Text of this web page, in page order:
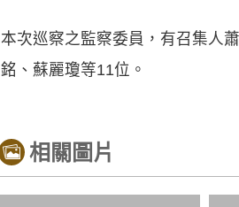
本次巡察之監察委員，有召集人
銘、蘇麗瓊等11位。
相關圖片